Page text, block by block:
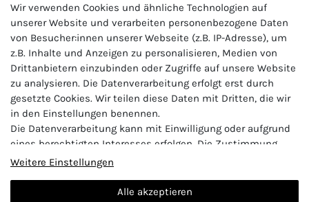
AGB
Datenschutzerklärung
Widerrufsrecht
Impressum
Logo von DHL für Paketversand
Logo von Zahlung per
Wir verwenden Cookies und ähnliche Technologien auf
unserer Website und verarbeiten personenbezogene Daten
von Besucher:innen unserer Webseite (z.B. IP-Adresse), um
z.B. Inhalte und Anzeigen zu personalisieren, Medien von
Drittanbietern einzubinden oder Zugriffe auf unsere Website
zu analysieren. Die Datenverarbeitung erfolgt erst durch
gesetzte Cookies. Wir teilen diese Daten mit Dritten, die wir
in den Einstellungen benennen.
Die Datenverarbeitung kann mit Einwilligung oder aufgrund
eines berechtigten Interesses erfolgen. Die Zustimmung
kann erteilt oder abgelehnt werden. Es besteht das Recht,
Zeitpunkt zu ändern oder zu widerrufen. Beachten Sie unser
Weitere Einstellungen
Alle akzeptieren